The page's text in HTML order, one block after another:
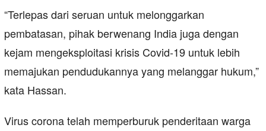
“Terlepas dari seruan untuk melonggarkan
pembatasan, pihak berwenang India juga dengan
kejam mengeksploitasi krisis Covid-19 untuk lebih
memajukan pendudukannya yang melanggar hukum,”
kata Hassan.
Virus corona telah memperburuk penderitaan warga